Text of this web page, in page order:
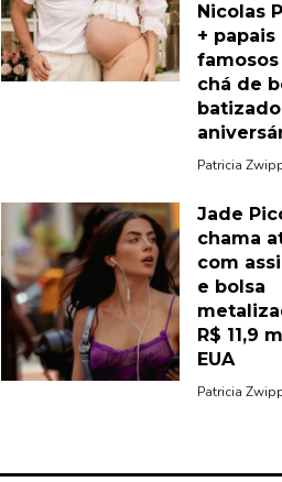
Nicolas
+ papais
famosos
chá de
Patricia
Jade
chama
com
e bolsa
R$ 11,9
EUA
Patricia